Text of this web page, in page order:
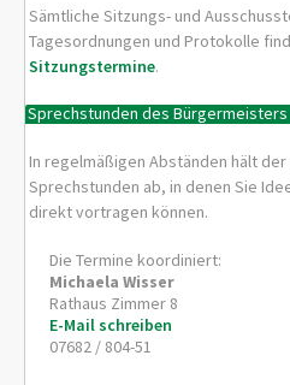
Sämtliche Sitzungs- und
Tagesordnungen und Protokolle
Sitzungstermine.
Sprechstunden des Bürgermeisters
In regelmäßigen Abständen hält
Sprechstunden ab, in denen Sie
direkt vortragen können.
Die Termine koordiniert:
Michaela Wisser
Rathaus Zimmer 8
E-Mail schreiben
07682 / 804-51